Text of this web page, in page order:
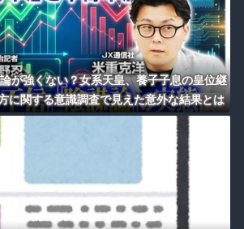
が強くない？女系天皇、養子子息の皇位継
に関する意識調査で見えた意外な結果とは